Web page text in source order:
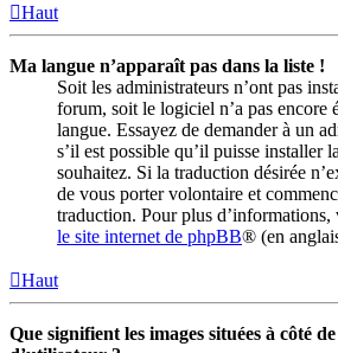
Haut
Ma langue n’apparaît pas dans la liste !
Soit les administrateurs n’ont pas
forum, soit le logiciel n’a pas encore
langue. Essayez de demander à un
s’il est possible qu’il puisse installer
souhaitez. Si la traduction désirée
de vous porter volontaire et
traduction. Pour plus
le site internet de phpBB® (en
Haut
Que signifient les images situées à côté